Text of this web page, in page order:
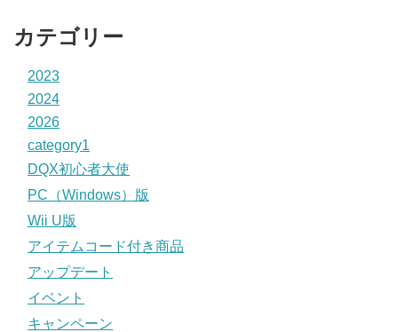
カテゴリー
2023
2024
2026
category1
DQX初心者大使
PC（Windows）版
Wii U版
アイテムコード付き商品
アップデート
イベント
キャンペーン